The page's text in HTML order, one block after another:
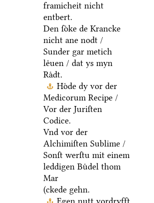
framicheit nicht
entbert.
Den ſoͤke de Krancke
nicht ane nodt /
Sunder gar metich
leͤuen / dat ys myn
Raͤdt.
Hoͤde dy vor der
Medicorum Recipe /
Vor der Juriſten
Codice.
Vnd vor der
Alchimiſten Sublime /
Sonſt werſtu mit einem
leddigen Buͤdel thom
Mar
(ckede gehn.